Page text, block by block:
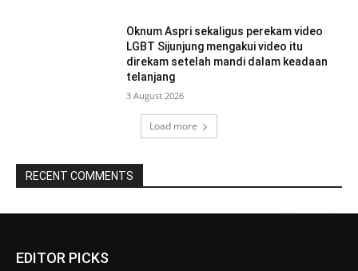
Oknum Aspri sekaligus perekam video
LGBT Sijunjung mengakui video itu
direkam setelah mandi dalam keadaan
telanjang
3 August 2026
Load more
RECENT COMMENTS
EDITOR PICKS